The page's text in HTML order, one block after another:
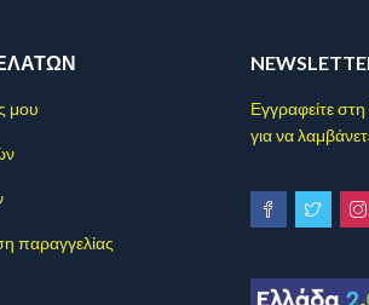
μου
παραγγελίας
Εγγραφείτε
για να